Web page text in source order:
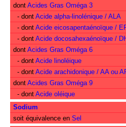
dont Acides Gras Oméga 3
- dont Acide alpha-linolénique / ALA
- dont Acide eicosapentaénoïque /
- dont Acide docosahexaénoïque /
dont Acides Gras Oméga 6
- dont Acide linoléique
- dont Acide arachidonique / AA ou
dont Acides Gras Oméga 9
- dont Acide oléique
Sodium
soit équivalence en Sel